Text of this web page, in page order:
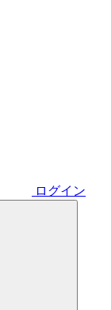
ログイン